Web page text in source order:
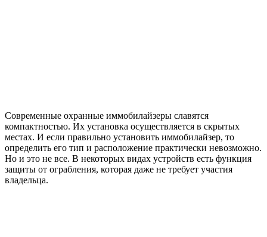
Современные охранные иммобилайзеры славятся
компактностью. Их установка осуществляется в скрытых
местах. И если правильно установить иммобилайзер, то
определить его тип и расположение практически невозможно.
Но и это не все. В некоторых видах устройств есть функция
защиты от ограбления, которая даже не требует участия
владельца.